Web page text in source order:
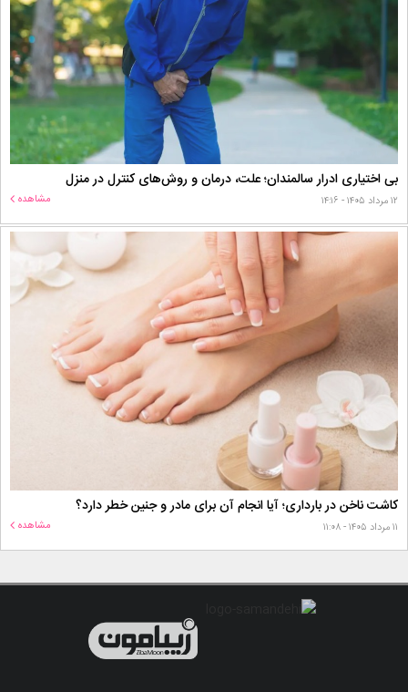
بی اختیاری ادرار سالمندان؛ علت، درمان و روش‌های کنترل در منزل
۱۲ مرداد ۱۴۰۵ - ۱۴:۱۶ مشاهده
کاشت ناخن در بارداری؛ آیا انجام آن برای مادر و جنین خطر دارد؟
۱۱ مرداد ۱۴۰۵ - ۱۱:۰۸ مشاهده